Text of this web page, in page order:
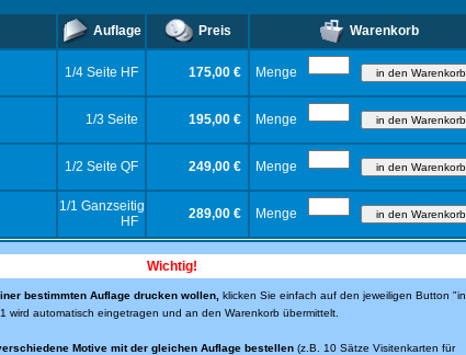
Auflage Preis Warenkorb
1/4 Seite HF 175,00 € Menge
1/3 Seite 195,00 € Menge
1/2 Seite QF 249,00 € Menge
1/1 Ganzseitig
HF
289,00 € Menge
Wichtig!
bestimmten Auflage drucken wollen, klicken Sie einfach auf den jeweiligen Button "in
wird automatisch eingetragen und an den Warenkorb übermittelt.
Motive mit der gleichen Auflage bestellen (z.B. 10 Sätze Visitenkarten für